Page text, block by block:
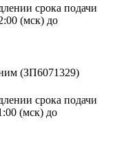
срока подачи
(мск) до
(ЗП6071329)
срока подачи
(мск) до